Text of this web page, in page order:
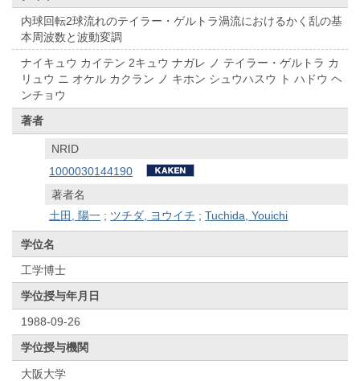
内球回転2球流れのテイラー・ゲルトラ渦流におけるかく乱の基
本周波数と波動変調
ナイキュウ カイテン 2キュウ ナガレ ノ テイラー・ゲルトラ カ
リュウ ニ オケル カクラン ノ キホン シュウハスウ ト ハドウ ヘ
ンチョウ
著者
NRID
1000030144190
著者名
土田, 陽一 ; ツチダ, ヨウイチ ;Tuchida, Youichi
学位名
工学博士
学位授与年月日
1988-09-26
学位授与機関
大阪大学